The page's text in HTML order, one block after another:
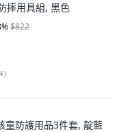
摔用具組, 黑色
%$822
)
童防護用品3件套, 靛藍